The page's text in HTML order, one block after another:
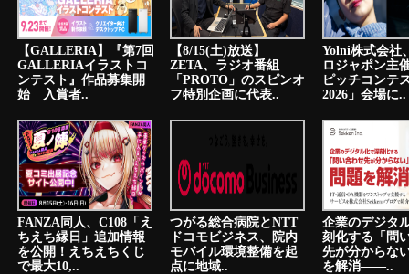
【GALLERIA】『第7回
GALLERIAイラストコ
ンテスト』作品募集開
始 入賞者..
【8/15(土)放送】
ZETA、ラジオ番組
「PROTO」のスピンオ
フ特別企画に代表..
Yolni株式会社
ロジャポン主
ピッチコンテ
2026」会場に..
FANZA同人、C108「え
ちえち縁日」追加情報
を公開！えちえちくじ
で最大10,..
つがる総合病院とNTT
ドコモビジネス、院内
モバイル環境整備を起
点に地域..
企業のデジタ
刻化する「問
先が分からな
を解消――..